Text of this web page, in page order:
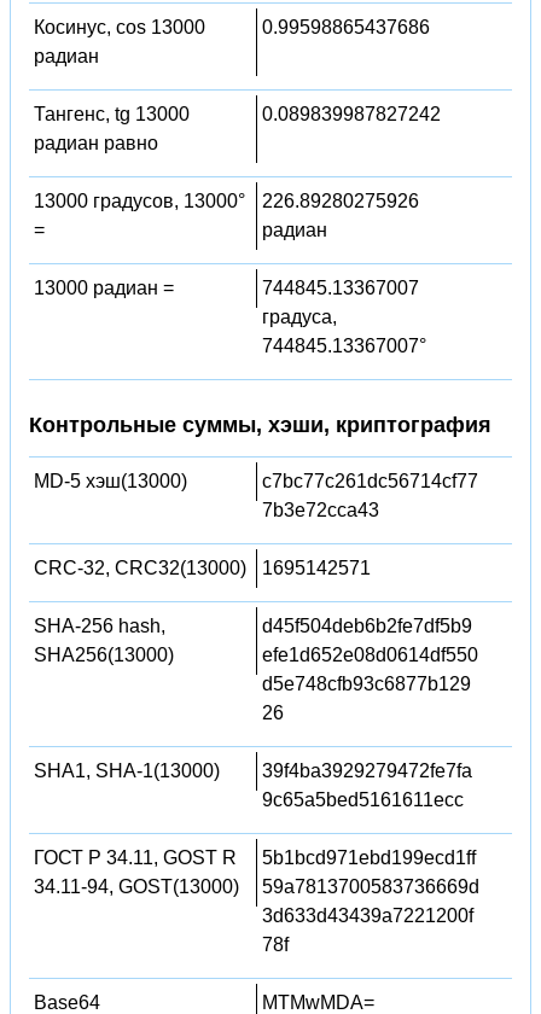
Косинус, cos 13000
радиан
0.99598865437686
Тангенс, tg 13000
радиан равно
0.089839987827242
13000 градусов, 13000°
=
226.89280275926
радиан
13000 радиан =
744845.13367007
градуса,
744845.13367007°
Контрольные суммы, хэши, криптография
MD-5 хэш(13000)
c7bc77c261dc56714cf77
7b3e72cca43
CRC-32, CRC32(13000) 1695142571
SHA-256 hash,
SHA256(13000)
d45f504deb6b2fe7df5b9
efe1d652e08d0614df550
d5e748cfb93c6877b129
26
SHA1, SHA-1(13000)
39f4ba3929279472fe7fa
9c65a5bed5161611ecc
ГОСТ Р 34.11, GOST R
34.11-94, GOST(13000)
5b1bcd971ebd199ecd1ff
59a7813700583736669d
3d633d43439a7221200f
78f
Base64 MTMwMDA=